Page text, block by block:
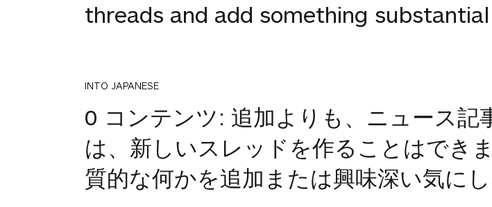
threads and add something
INTO JAPANESE
0 コンテンツ: 追加よりも、ニュース
は、新しいスレッドを作ることはでき
質的な何かを追加または興味深い気に